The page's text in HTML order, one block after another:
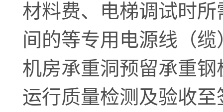
材料费、电梯调试时
间的等专用电源线（
机房承重洞预留承重
运行质量检测及验收